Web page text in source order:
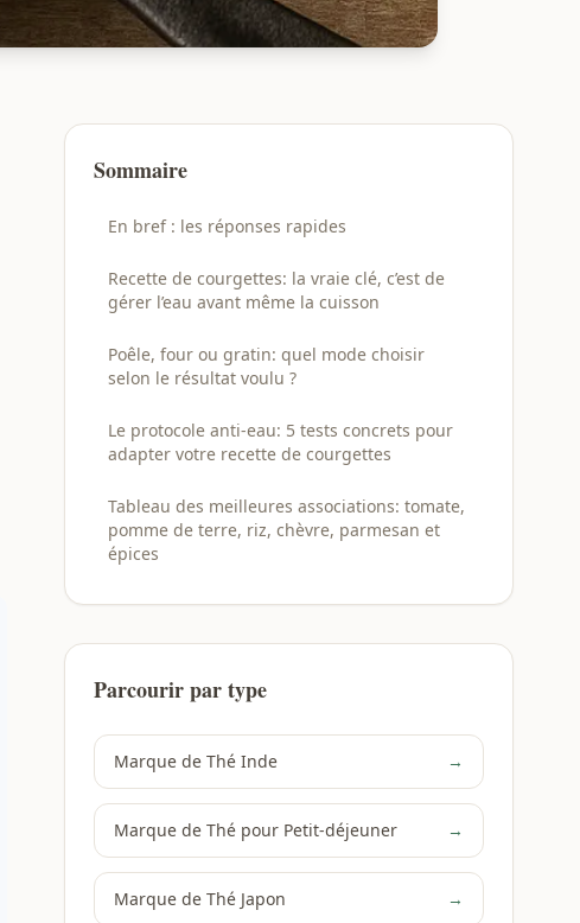
Sommaire
En bref : les réponses rapides
Recette de courgettes: la vraie clé, c’est de
gérer l’eau avant même la cuisson
Poêle, four ou gratin: quel mode choisir
selon le résultat voulu ?
Le protocole anti-eau: 5 tests concrets pour
adapter votre recette de courgettes
Tableau des meilleures associations: tomate,
pomme de terre, riz, chèvre, parmesan et
épices
Parcourir par type
Marque de Thé Inde →
Marque de Thé pour Petit-déjeuner →
Marque de Thé Japon →